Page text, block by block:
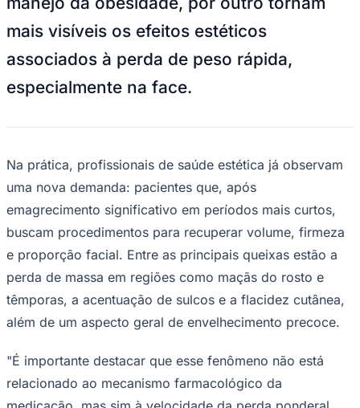
Ceará
manejo da obesidade, por outro tornam
associados à perda de peso rápida,
especialmente na face.
Na prática, profissionais de saúde estética já observam
uma nova demanda: pacientes que, após
emagrecimento significativo em períodos mais curtos,
buscam procedimentos para recuperar volume, firmeza
e proporção facial. Entre as principais queixas estão a
perda de massa em regiões como maçãs do rosto e
têmporas, a acentuação de sulcos e a flacidez cutânea,
"É importante destacar que esse fenômeno não está
relacionado ao mecanismo farmacológico da